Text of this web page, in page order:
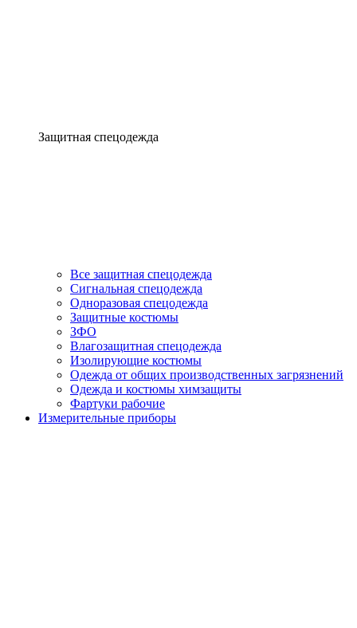
Защитная спецодежда
Все защитная спецодежда
Сигнальная спецодежда
Одноразовая спецодежда
Защитные костюмы
ЗФО
Влагозащитная спецодежда
Изолирующие костюмы
Одежда от общих производственных загрязнений
Одежда и костюмы химзащиты
Фартуки рабочие
Измерительные приборы